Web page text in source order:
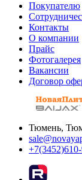
Покупателю
Контакты
О компании
Прайс
Фотогалерея
Вакансии
Договор
Тюмень,